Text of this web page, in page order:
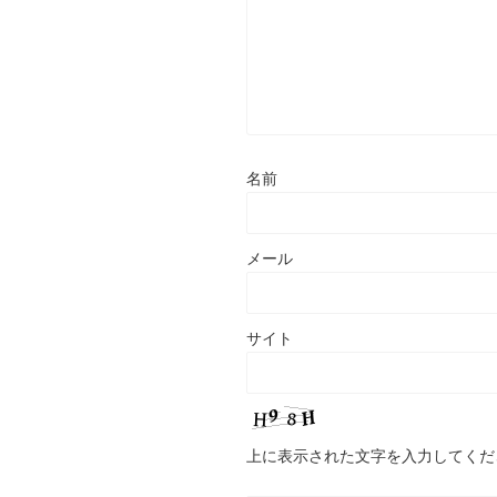
名前
メール
サイト
上に表示された文字を入力してく